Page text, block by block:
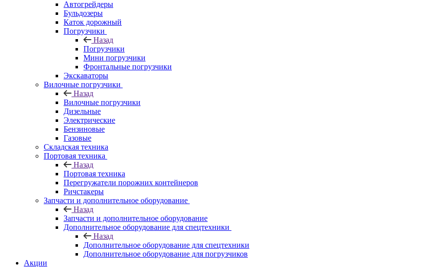
Автогрейдеры
Бульдозеры
Каток дорожный
Погрузчики
Назад
Погрузчики
Мини погрузчики
Фронтальные погрузчики
Экскаваторы
Вилочные погрузчики
Назад
Вилочные погрузчики
Дизельные
Электрические
Бензиновые
Газовые
Складская техника
Портовая техника
Назад
Портовая техника
Перегружатели порожних контейнеров
Ричстакеры
Запчасти и дополнительное оборудование
Назад
Запчасти и дополнительное оборудование
Дополнительное оборудование для спецтехники
Назад
Дополнительное оборудование для спецтехники
Дополнительное оборудование для погрузчиков
Акции